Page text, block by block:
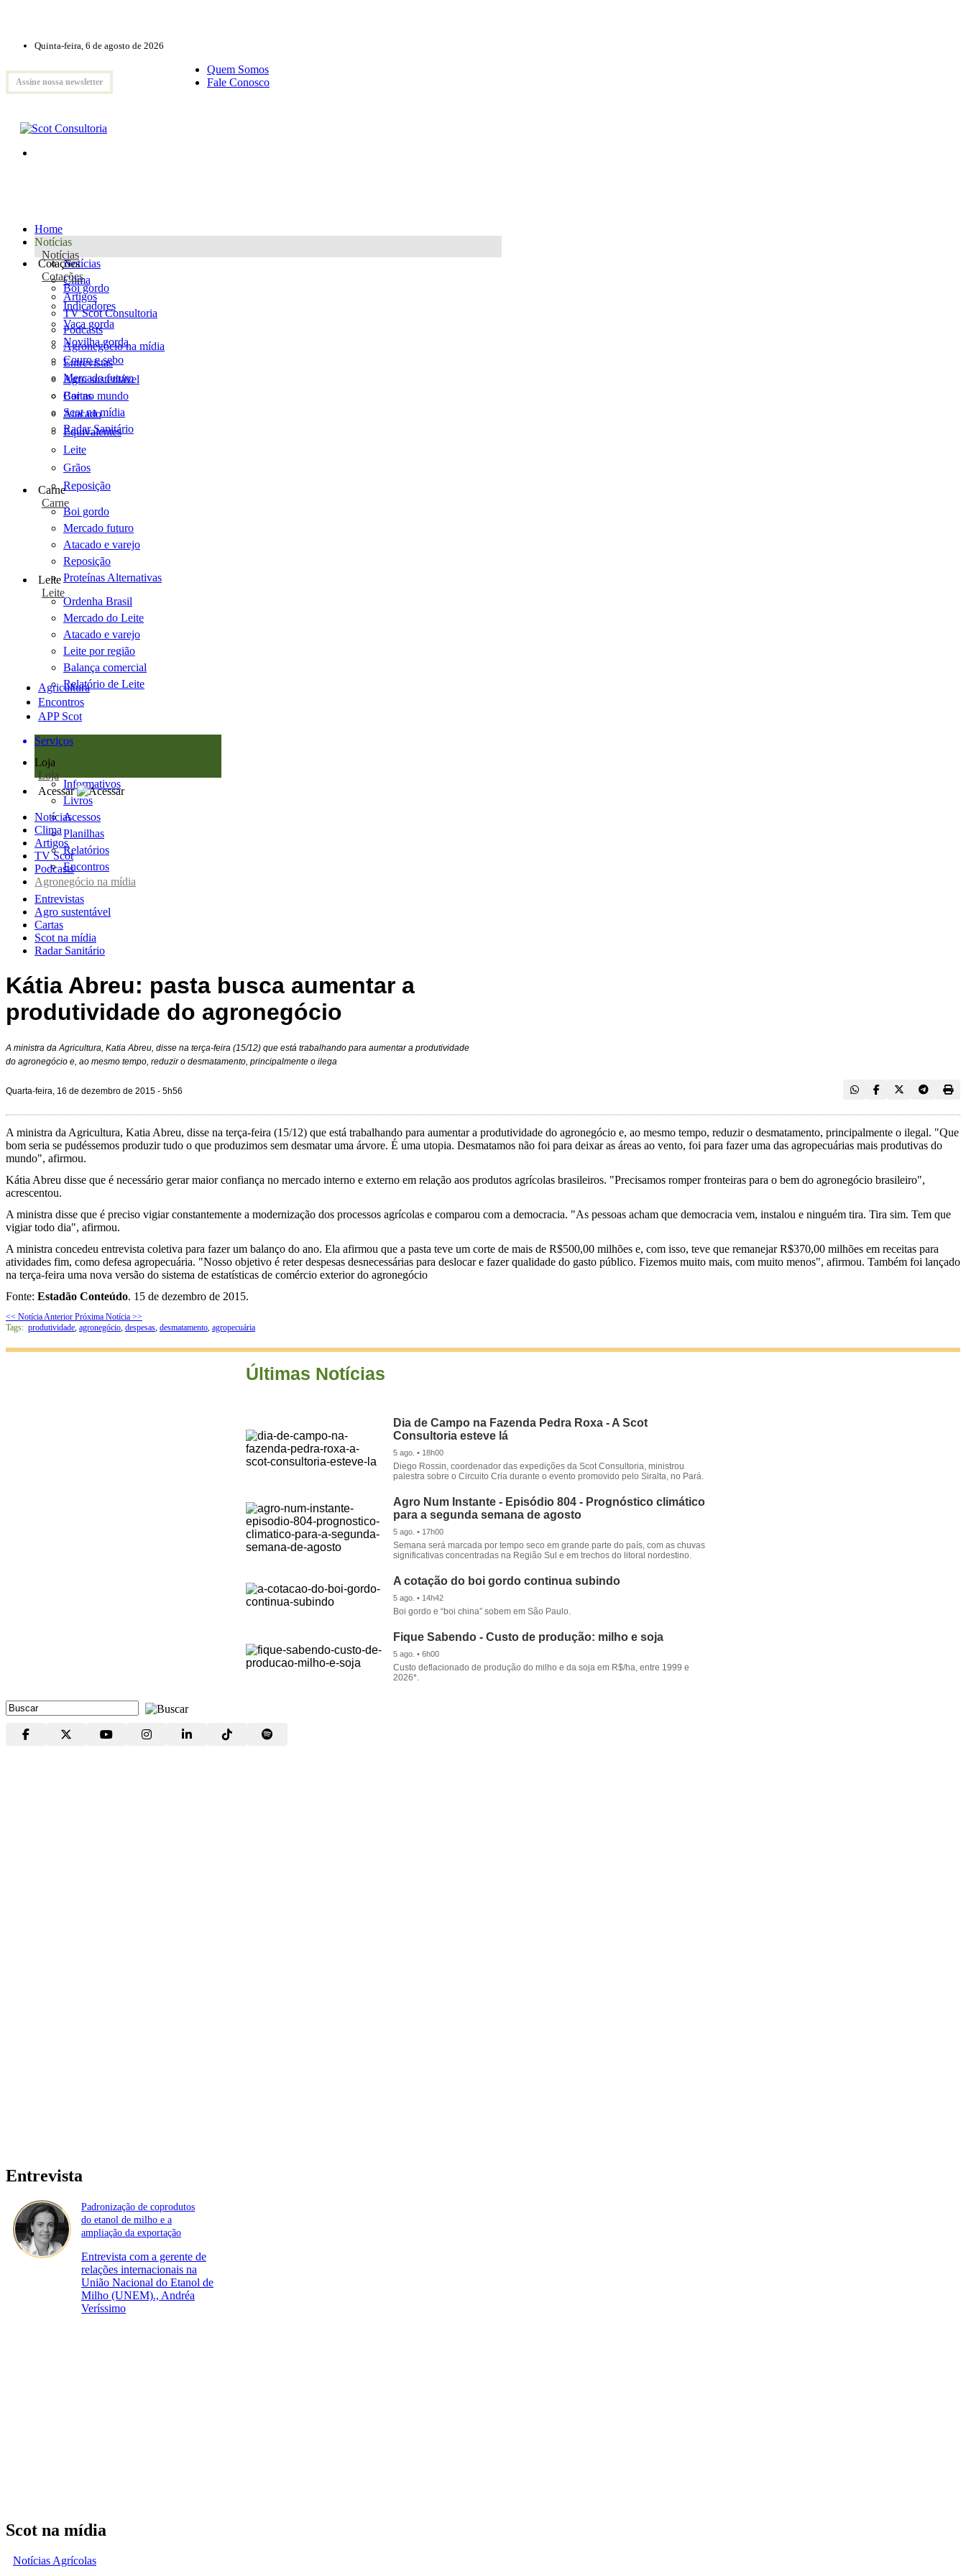
Quinta-feira, 6 de agosto de 2026
Assine nossa newsletter
Quem Somos
Fale Conosco
Home
Notícias
Notícias
Notícias
Clima
Artigos
TV Scot Consultoria
Podcasts
Agronegócio na mídia
Entrevistas
Agro sustentável
Cartas
Scot na mídia
Radar Sanitário
Cotações
Cotações
Boi gordo
Indicadores
Vaca gorda
Novilha gorda
Couro e sebo
Mercado futuro
Boi no mundo
Atacado
Equivalentes
Leite
Grãos
Reposição
Carne
Carne
Boi gordo
Mercado futuro
Atacado e varejo
Reposição
Proteínas Alternativas
Leite
Leite
Ordenha Brasil
Mercado do Leite
Atacado e varejo
Leite por região
Balança comercial
Relatório de Leite
Agricultura
Encontros
APP Scot
Serviços
Loja
Loja
Informativos
Livros
Acessos
Planilhas
Relatórios
Encontros
Acessar
Notícias
Clima
Artigos
TV Scot
Podcasts
Agronegócio na mídia
Entrevistas
Agro sustentável
Cartas
Scot na mídia
Radar Sanitário
Kátia Abreu: pasta busca aumentar a
produtividade do agronegócio
A ministra da Agricultura, Katia Abreu, disse na terça-feira (15/12) que está trabalhando para aumentar a produtividade
do agronegócio e, ao mesmo tempo, reduzir o desmatamento, principalmente o ilega
Quarta-feira, 16 de dezembro de 2015 - 5h56
A ministra da Agricultura, Katia Abreu, disse na terça-feira (15/12) que está trabalhando para aumentar a produtividade do agronegócio e, ao mesmo tempo, reduzir o desmatamento, principalmente o ilegal. "Que
bom seria se pudéssemos produzir tudo o que produzimos sem desmatar uma árvore. É uma utopia. Desmatamos não foi para deixar as áreas ao vento, foi para fazer uma das agropecuárias mais produtivas do
mundo", afirmou.
Kátia Abreu disse que é necessário gerar maior confiança no mercado interno e externo em relação aos produtos agrícolas brasileiros. "Precisamos romper fronteiras para o bem do agronegócio brasileiro",
acrescentou.
A ministra disse que é preciso vigiar constantemente a modernização dos processos agrícolas e comparou com a democracia. "As pessoas acham que democracia vem, instalou e ninguém tira. Tira sim. Tem que
vigiar todo dia", afirmou.
A ministra concedeu entrevista coletiva para fazer um balanço do ano. Ela afirmou que a pasta teve um corte de mais de R$500,00 milhões e, com isso, teve que remanejar R$370,00 milhões em receitas para
atividades fim, como defesa agropecuária. "Nosso objetivo é reter despesas desnecessárias para deslocar e fazer qualidade do gasto público. Fizemos muito mais, com muito menos", afirmou. Também foi lançado
na terça-feira uma nova versão do sistema de estatísticas de comércio exterior do agronegócio
Fonte: Estadão Conteúdo. 15 de dezembro de 2015.
<< Notícia Anterior Próxima Notícia >>
Tags: produtividade, agronegócio, despesas, desmatamento, agropecuária
Últimas Notícias
Dia de Campo na Fazenda Pedra Roxa - A Scot
Consultoria esteve lá
5 ago. • 18h00
Diego Rossin, coordenador das expedições da Scot Consultoria, ministrou
palestra sobre o Circuito Cria durante o evento promovido pelo Siralta, no Pará.
Agro Num Instante - Episódio 804 - Prognóstico climático
para a segunda semana de agosto
5 ago. • 17h00
Semana será marcada por tempo seco em grande parte do país, com as chuvas
significativas concentradas na Região Sul e em trechos do litoral nordestino.
A cotação do boi gordo continua subindo
5 ago. • 14h42
Boi gordo e “boi china” sobem em São Paulo.
Fique Sabendo - Custo de produção: milho e soja
5 ago. • 6h00
Custo deflacionado de produção do milho e da soja em R$/ha, entre 1999 e
2026*.
Entrevista
Padronização de coprodutos
do etanol de milho e a
ampliação da exportação
Entrevista com a gerente de
relações internacionais na
União Nacional do Etanol de
Milho (UNEM)., Andréa
Veríssimo
Scot na mídia
Notícias Agrícolas